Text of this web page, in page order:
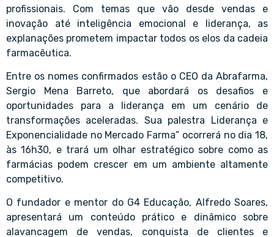
profissionais. Com temas que vão desde vendas e
inovação até inteligência emocional e liderança, as
explanações prometem impactar todos os elos da cadeia
farmacêutica.
Entre os nomes confirmados estão o CEO da Abrafarma,
Sergio Mena Barreto, que abordará os desafios e
oportunidades para a liderança em um cenário de
transformações aceleradas. Sua palestra Liderança e
Exponencialidade no Mercado Farma” ocorrerá no dia 18,
às 16h30, e trará um olhar estratégico sobre como as
farmácias podem crescer em um ambiente altamente
competitivo.
O fundador e mentor do G4 Educação, Alfredo Soares,
apresentará um conteúdo prático e dinâmico sobre
alavancagem de vendas, conquista de clientes e